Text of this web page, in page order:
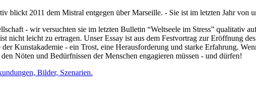
blickt 2011 dem Mistral entgegen über Marseille. - Sie ist im letzten Jahr
- wir versuchten sie im letzten Bulletin “Weltseele im Stress” qualitativ
leicht zu ertragen. Unser Essay ist aus dem Festvortrag zur Eröffnung
Kunstakademie - ein Trost, eine Herausforderung und starke Erfahrung.
Nöten und Bedürfnissen der Menschen engagieren müssen - und dürfen!
Bilder, Szenarien.